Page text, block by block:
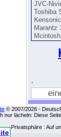
JVC-
Toshiba
Marantz
.
© 2007/2026 -
nur lächeln: Diese
Privatsphäre : Auf